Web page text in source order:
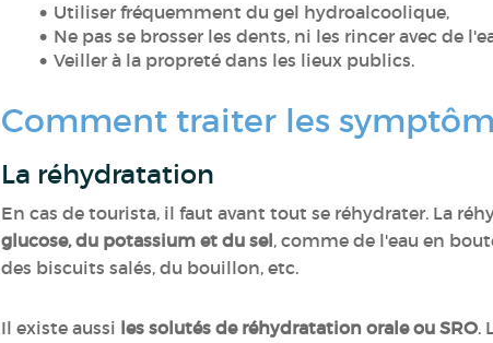
Utiliser fréquemment du gel hydroalcoolique,
Ne pas se brosser les dents, ni les rincer avec de
Veiller à la propreté dans les lieux publics.
Comment traiter les
La réhydratation
En cas de tourista, il faut avant tout se réhydrater. La
glucose, du potassium et du sel, comme de l'eau en
des biscuits salés, du bouillon, etc.
Il existe aussi les solutés de réhydratation orale ou SRO.